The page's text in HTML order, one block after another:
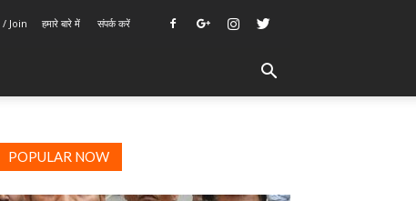
/ Join हमारे बारे में संपर्क करें
POPULAR NOW